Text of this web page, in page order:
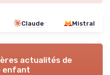
Claude Mistral
actualités de
enfant